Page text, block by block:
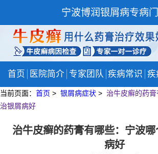
宁波博润银屑病专病
首页 医院简介 专家团队 疾病常识 疾
当前页面： 首页 > 银屑病症状 > 治牛皮癣的药
治银屑病好
治牛皮癣的药膏有哪些：宁波
病好